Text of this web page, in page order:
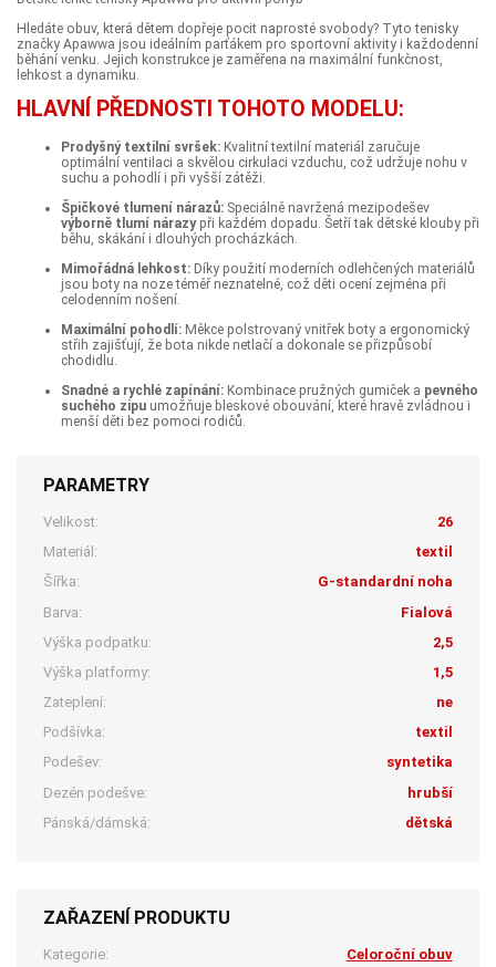
Hledáte obuv, která dětem dopřeje pocit naprosté svobody? Tyto tenisky
značky Apawwa jsou ideálním parťákem pro sportovní aktivity i každodenní
běhání venku. Jejich konstrukce je zaměřena na maximální funkčnost,
lehkost a dynamiku.
HLAVNÍ PŘEDNOSTI TOHOTO MODELU:
Prodyšný textilní svršek: Kvalitní textilní materiál zaručuje
optimální ventilaci a skvělou cirkulaci vzduchu, což udržuje nohu v
suchu a pohodlí i při vyšší zátěži.
Špičkové tlumení nárazů: Speciálně navržená mezipodešev
výborně tlumí nárazypři každém dopadu. Šetří tak dětské klouby při
běhu, skákání i dlouhých procházkách.
Mimořádná lehkost: Díky použití moderních odlehčených materiálů
jsou boty na noze téměř neznatelné, což děti ocení zejména při
celodenním nošení.
Maximální pohodlí: Měkce polstrovaný vnitřek boty a ergonomický
střih zajišťují, že bota nikde netlačí a dokonale se přizpůsobí
chodidlu.
Snadné a rychlé zapínání: Kombinace pružných gumiček a pevného
suchého zipu umožňuje bleskové obouvání, které hravě zvládnou i
menší děti bez pomoci rodičů.
PARAMETRY
Velikost:
26
Materiál:
textil
Šířka:
G-standardní noha
Barva:
Fialová
Výška podpatku:
2,5
Výška platformy:
1,5
Zateplení:
ne
Podšívka:
textil
Podešev:
syntetika
Dezén podešve:
hrubší
Pánská/dámská:
dětská
ZAŘAZENÍ PRODUKTU
Kategorie:
Celoroční obuv